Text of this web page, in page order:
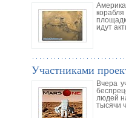
идут
Участниками
Вчера
людей
тысячи